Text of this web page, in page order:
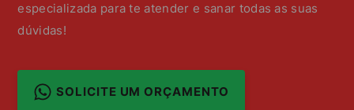
especializada para te atender e sanar todas as suas
dúvidas!
SOLICITE UM ORÇAMENTO